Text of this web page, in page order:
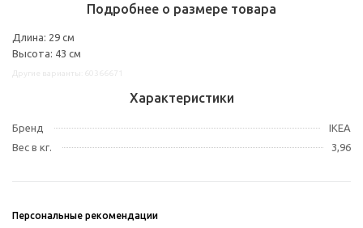
Подробнее о размере товара
Длина: 29 см
Высота: 43 см
Характеристики
Бренд
IKEA
Вес в кг.
3,96
Персональные рекомендации